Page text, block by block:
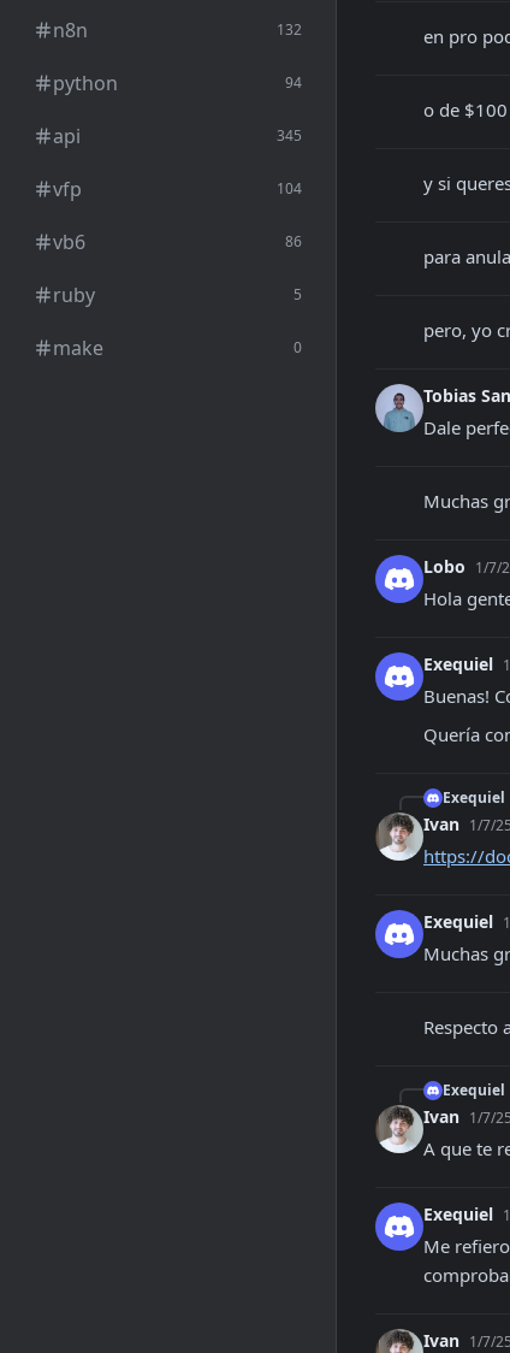
n8n 132
python 94
api 345
vfp 104
vb6 86
ruby 5
make 0
en pro
o de $100
y si
para
pero, yo
Tobias
Dale
Muchas
Lobo 1/7/
Hola
Exequiel
Buenas!
Quería
Exequiel
Ivan 1/7/
https://
Exequiel
Muchas
Respecto
Exequiel
Ivan 1/7/
A que te
Exequiel
Me
Ivan 1/7/